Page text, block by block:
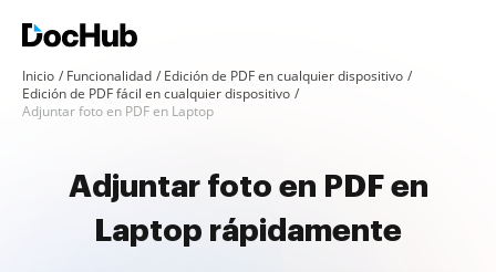
Inicio Funcionalidad
Edición de PDF en cualquier dispositivo
Edición de PDF fácil en cualquier dispositivo
Adjuntar foto en PDF en Laptop
Adjuntar foto en PDF en
Laptop rápidamente